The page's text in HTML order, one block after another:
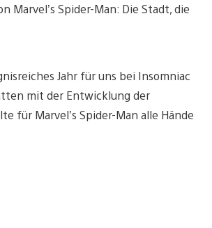
Marvel’s Spider-Man: Die Stadt, die
Jahr für uns bei Insomniac
mit der Entwicklung der
für Marvel’s Spider-Man alle Hände